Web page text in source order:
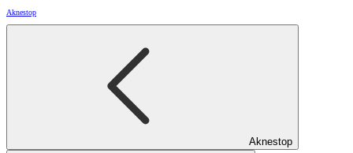
Aknestop
Aknestop